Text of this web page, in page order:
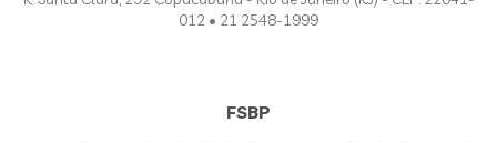
012 • 21 2548-1999
FSBP